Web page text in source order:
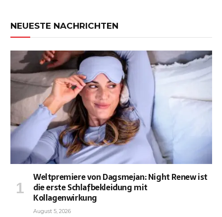
NEUESTE NACHRICHTEN
Weltpremiere von Dagsmejan: Night Renew ist
die erste Schlafbekleidung mit
Kollagenwirkung
August 5, 2026